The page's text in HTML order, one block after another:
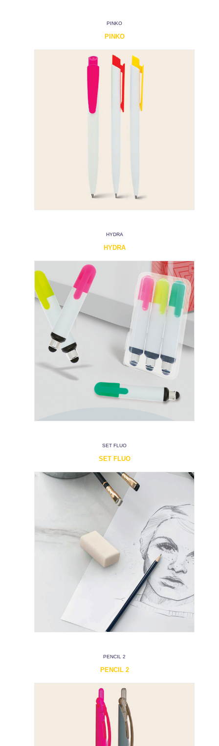
PINKO
PINKO
HYDRA
HYDRA
SET FLUO
SET FLUO
PENCIL 2
PENCIL 2